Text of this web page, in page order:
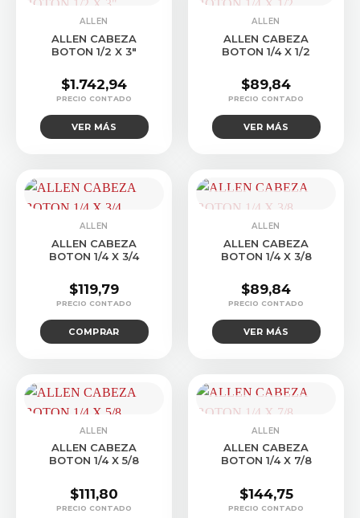
ALLEN
ALLEN CABEZA
BOTON 1/2 X 3″
$1.742,94
VER MÁS
ALLEN
ALLEN CABEZA
BOTON 1/4 X 1/2
$89,84
VER MÁS
ALLEN
ALLEN CABEZA
BOTON 1/4 X 3/4
$119,79
COMPRAR
ALLEN
ALLEN CABEZA
BOTON 1/4 X 3/8
$89,84
VER MÁS
ALLEN
ALLEN CABEZA
BOTON 1/4 X 5/8
$111,80
ALLEN
ALLEN CABEZA
BOTON 1/4 X 7/8
$144,75